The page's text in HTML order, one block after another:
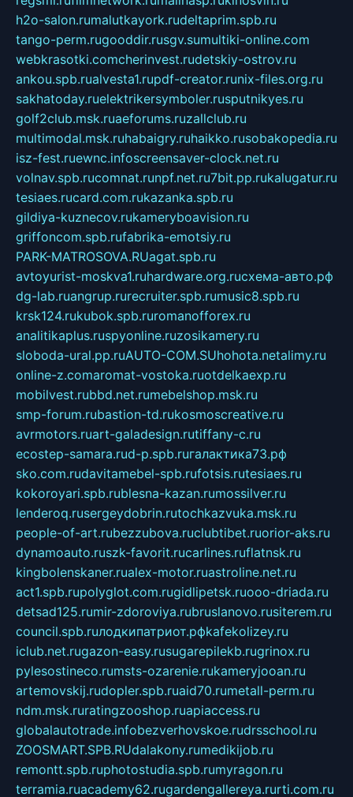
h2o-salon.rumalutkayork.rudeltaprim.spb.ru
tango-perm.rugooddir.rusgv.sumultiki-online.com
webkrasotki.comcherinvest.rudetskiy-ostrov.ru
ankou.spb.rualvesta1.rupdf-creator.runix-files.org.ru
sakhatoday.ruelektrikersymboler.rusputnikyes.ru
golf2club.msk.ruaeforums.ruzallclub.ru
multimodal.msk.ruhabaigry.ruhaikko.rusobakopedia.ru
isz-fest.ruewnc.infoscreensaver-clock.net.ru
volnav.spb.rucomnat.runpf.net.ru7bit.pp.rukalugatur.ru
tesiaes.rucard.com.rukazanka.spb.ru
gildiya-kuznecov.rukameryboavision.ru
griffoncom.spb.rufabrika-emotsiy.ru
PARK-MATROSOVA.RUagat.spb.ru
avtoyurist-moskva1.ruhardware.org.ruсхема-авто.рф
dg-lab.ruangrup.rurecruiter.spb.rumusic8.spb.ru
krsk124.rukubok.spb.ruromanofforex.ru
analitikaplus.ruspyonline.ruzosikamery.ru
sloboda-ural.pp.ruAUTO-COM.SUhohota.netalimy.ru
online-z.comaromat-vostoka.ruotdelkaexp.ru
mobilvest.rubbd.net.rumebelshop.msk.ru
smp-forum.rubastion-td.rukosmoscreative.ru
avrmotors.ruart-galadesign.rutiffany-c.ru
ecostep-samara.rud-p.spb.ruгалактика73.рф
sko.com.rudavitamebel-spb.rufotsis.rutesiaes.ru
kokoroyari.spb.rublesna-kazan.rumossilver.ru
lenderoq.rusergeydobrin.rutochkazvuka.msk.ru
people-of-art.rubezzubova.ruclubtibet.ruorior-aks.ru
dynamoauto.ruszk-favorit.rucarlines.ruflatnsk.ru
kingbolenskaner.rualex-motor.ruastroline.net.ru
act1.spb.rupolyglot.com.rugidlipetsk.ruooo-driada.ru
detsad125.rumir-zdoroviya.rubruslanovo.rusiterem.ru
council.spb.ruлодкипатриот.рфkafekolizey.ru
iclub.net.rugazon-easy.rusugarepilekb.rugrinox.ru
pylesostineco.rumsts-ozarenie.rukameryjooan.ru
artemovskij.rudopler.spb.ruaid70.rumetall-perm.ru
ndm.msk.ruratingzooshop.ruapiaccess.ru
globalautotrade.infobezverhovskoe.rudrsschool.ru
ZOOSMART.SPB.RUdalakony.rumedikijob.ru
remontt.spb.ruphotostudia.spb.rumyragon.ru
terramia.ruacademy62.rugardengallereya.rurti.com.ru